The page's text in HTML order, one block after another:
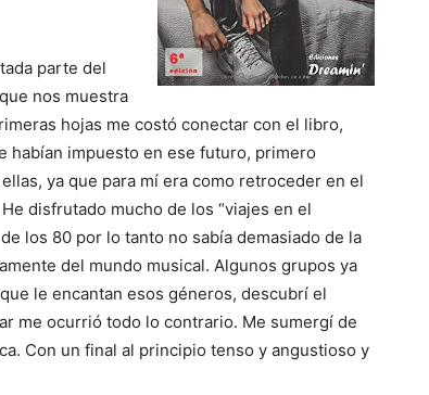
parte del
nos muestra
hojas me costó conectar con el libro,
habían impuesto en ese futuro, primero
ya que para mí era como retroceder en el
disfrutado mucho de los “viajes en el
los 80 por lo tanto no sabía demasiado de la
del mundo musical. Algunos grupos ya
le encantan esos géneros, descubrí el
me ocurrió todo lo contrario. Me sumergí de
Con un final al principio tenso y angustioso y